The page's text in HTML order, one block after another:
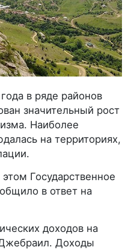
в ряде районов
значительный рост
Наиболее
на территориях,
этом Государственное
в ответ на
доходов на
Доходы